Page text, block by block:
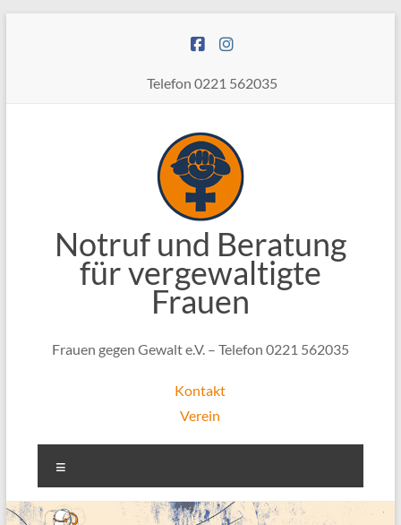
Telefon 0221 562035
Notruf und Beratung
für vergewaltigte
Frauen
Frauen gegen Gewalt e.V. – Telefon 0221 562035
Kontakt
Verein